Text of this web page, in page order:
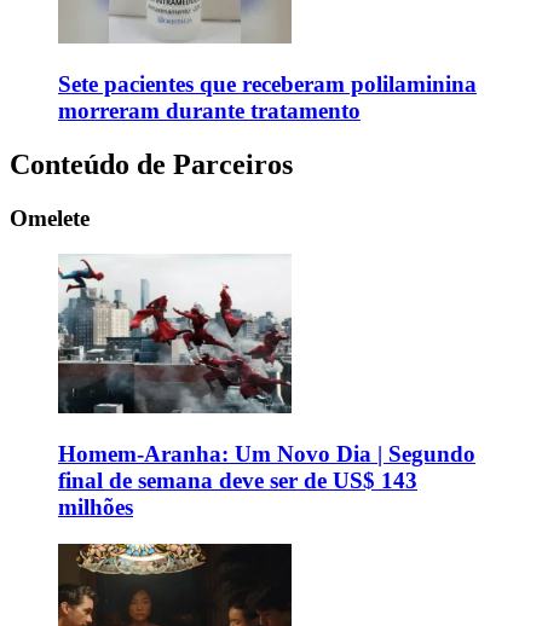
Sete pacientes que receberam polilaminina
morreram durante tratamento
Conteúdo de Parceiros
Omelete
Homem-Aranha: Um Novo Dia | Segundo
final de semana deve ser de US$ 143
milhões